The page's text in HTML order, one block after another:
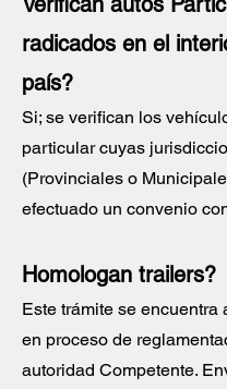
radicados en el
país?
Si; se verifican los
particular cuyas
(Provinciales o
efectuado un convenio
Homologan trailers?
Este trámite se encuentra
en proceso de
autoridad Competente.